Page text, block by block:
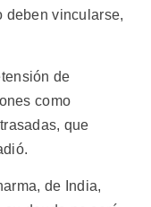
deben vincularse,
de
como
que
de India,